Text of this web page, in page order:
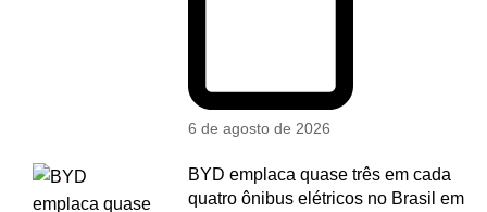
6 de agosto de 2026
BYD emplaca quase três em cada
quatro ônibus elétricos no Brasil em